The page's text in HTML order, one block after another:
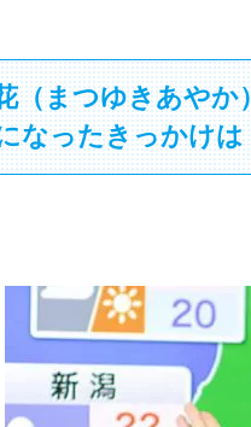
（まつゆきあや
なったきっかけは